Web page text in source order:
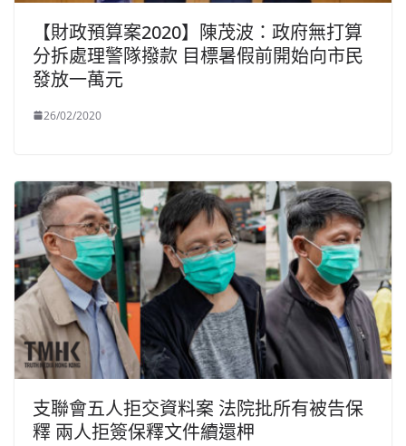
【財政預算案2020】陳茂波：政府無打算
分拆處理警隊撥款 目標暑假前開始向市民
發放一萬元
26/02/2020
支聯會五人拒交資料案 法院批所有被告保
釋 兩人拒簽保釋文件續還柙